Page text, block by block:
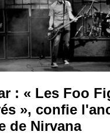
: « Les Foo
», confie
de Nirvana